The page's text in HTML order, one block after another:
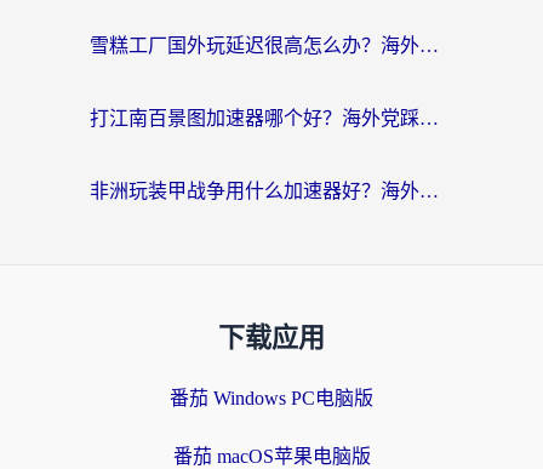
雪糕工厂国外玩延迟很高怎么办？海外玩家国服游戏加速终极攻略（附实测推荐）
打江南百景图加速器哪个好？海外党踩坑N次后，终于找到不卡的秘诀
非洲玩装甲战争用什么加速器好？海外党亲测有效的国服游戏加速方案
下载应用
番茄 Windows PC电脑版
番茄 macOS苹果电脑版